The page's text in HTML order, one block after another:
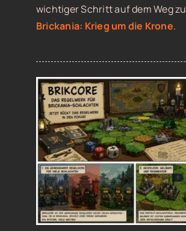
wichtiger Schritt auf dem Weg zu
Brickania: Krieg um die Krone.